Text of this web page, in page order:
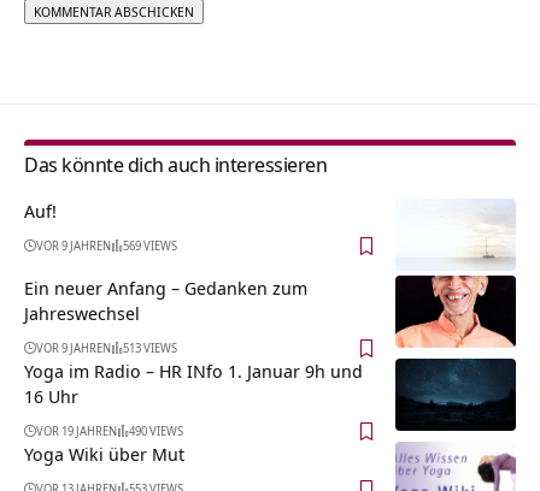
Das könnte dich auch interessieren
Auf!
VOR 9 JAHREN 569 VIEWS
Ein neuer Anfang – Gedanken zum
Jahreswechsel
VOR 9 JAHREN 513 VIEWS
Yoga im Radio – HR INfo 1. Januar 9h und
16 Uhr
VOR 19 JAHREN 490 VIEWS
Yoga Wiki über Mut